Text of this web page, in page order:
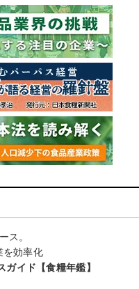
ス。
を効率化
イド【食糧年鑑】